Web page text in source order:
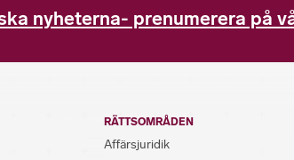
nyheterna- prenumerera på
RÄTTSOMRÅDEN
Affärsjuridik